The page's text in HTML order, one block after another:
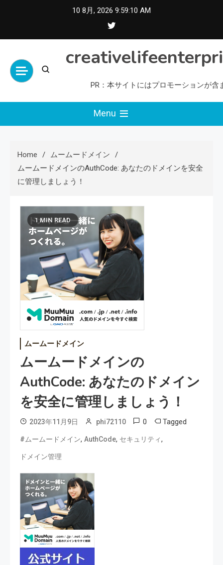
10 8月, 2026 9:59:11 AM
PR：本サイトにはプロモーションが含
Menu
Home
ムームードメイン
ムームードメインのAuthCode: あなたのドメインを安全
に管理しましょう！
1 MIN READ
ムームードメイン
ムームードメインの
AuthCode: あなたのドメイン
を安全に管理しましょう！
2023年11月9日 phi72110 0 Tagged
#ムームードメイン, AuthCode, セキュリティ,
ドメイン管理